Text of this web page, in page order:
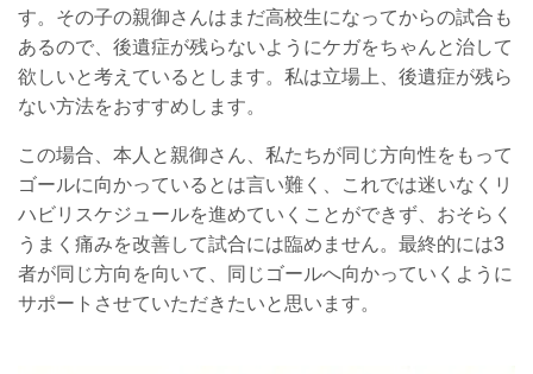
す。その子の親御さんはまだ高校生になってからの試合も
あるので、後遺症が残らないようにケガをちゃんと治して
欲しいと考えているとします。私は立場上、後遺症が残ら
ない方法をおすすめします。
この場合、本人と親御さん、私たちが同じ方向性をもって
ゴールに向かっているとは言い難く、これでは迷いなくリ
ハビリスケジュールを進めていくことができず、おそらく
うまく痛みを改善して試合には臨めません。最終的には3
者が同じ方向を向いて、同じゴールへ向かっていくように
サポートさせていただきたいと思います。